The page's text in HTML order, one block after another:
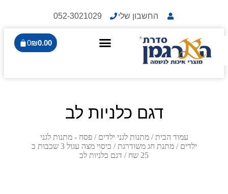
החשבון שלי 052-3021029
₪0.00
0
דגם כלניות לב
עמוד הבית /מתנות לגני ילדים /פסח - מתנות לגני
ילדים /מתנת חג משודרגת /
כיסוי מצה עגול 3 שכבות ב
25 שח
/ דגם כלניות לב